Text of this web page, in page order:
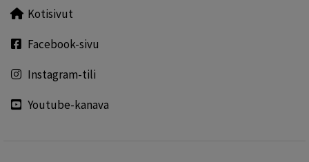
Kotisivut
Facebook-sivu
Instagram-tili
Youtube-kanava